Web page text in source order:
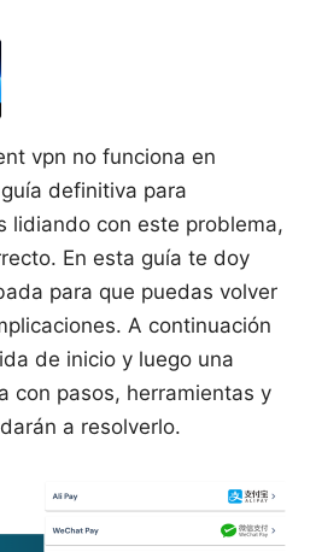
vpn no funciona en
definitiva para
lidiando con este problema,
En esta guía te doy
para que puedas volver
A continuación
de inicio y luego una
con pasos, herramientas y
a resolverlo.